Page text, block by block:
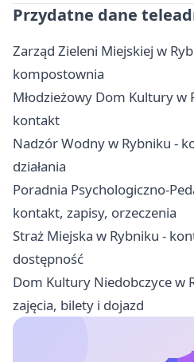
Przydatne dane
Zarząd Zieleni Miejskiej w
kompostownia
Młodzieżowy Dom Kultury w
kontakt
Nadzór Wodny w Rybniku -
działania
Poradnia Psychologiczno-
kontakt, zapisy, orzeczenia
Straż Miejska w Rybniku -
dostępność
Dom Kultury Niedobczyce w
zajęcia, bilety i dojazd